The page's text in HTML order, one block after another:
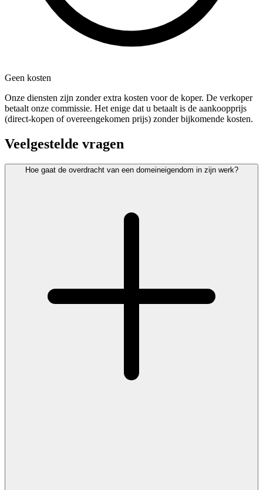
Geen kosten
Onze diensten zijn zonder extra kosten voor de koper. De verkoper
betaalt onze commissie. Het enige dat u betaalt is de aankoopprijs
(direct-kopen of overeengekomen prijs) zonder bijkomende kosten.
Veelgestelde vragen
Hoe gaat de overdracht van een domeineigendom in zijn werk?